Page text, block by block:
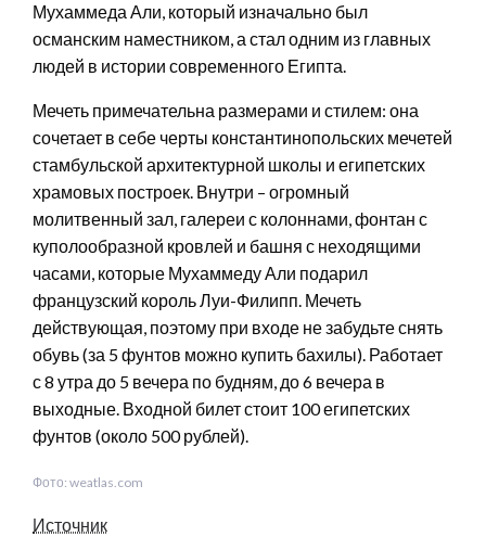
Мухаммеда Али, который изначально был
османским наместником, а стал одним из главных
людей в истории современного Египта.
Мечеть примечательна размерами и стилем: она
сочетает в себе черты константинопольских мечетей
стамбульской архитектурной школы и египетских
храмовых построек. Внутри – огромный
молитвенный зал, галереи с колоннами, фонтан с
куполообразной кровлей и башня с неходящими
часами, которые Мухаммеду Али подарил
французский король Луи-Филипп. Мечеть
действующая, поэтому при входе не забудьте снять
обувь (за 5 фунтов можно купить бахилы). Работает
с 8 утра до 5 вечера по будням, до 6 вечера в
выходные. Входной билет стоит 100 египетских
фунтов (около 500 рублей).
Фото: weatlas.com
Источник